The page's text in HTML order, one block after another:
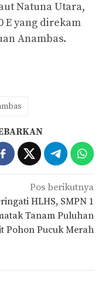
Natuna Utara,
E yang direkam
Anambas.
Pos berikutnya
HLHS, SMPN 1
Tanam Puluhan
Pohon Pucuk Merah